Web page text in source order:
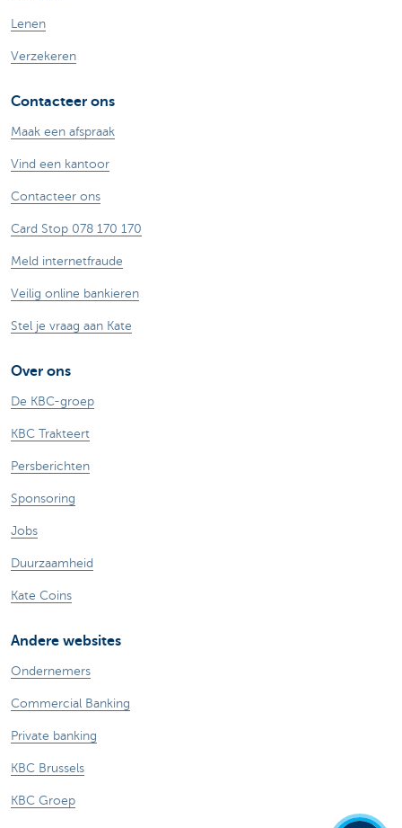
Lenen
Verzekeren
Contacteer ons
Maak een afspraak
Vind een kantoor
Contacteer ons
Card Stop 078 170 170
Meld internetfraude
Veilig online bankieren
Stel je vraag aan Kate
Over ons
De KBC-groep
KBC Trakteert
Persberichten
Sponsoring
Jobs
Duurzaamheid
Kate Coins
Andere websites
Ondernemers
Commercial Banking
Private banking
KBC Brussels
KBC Groep